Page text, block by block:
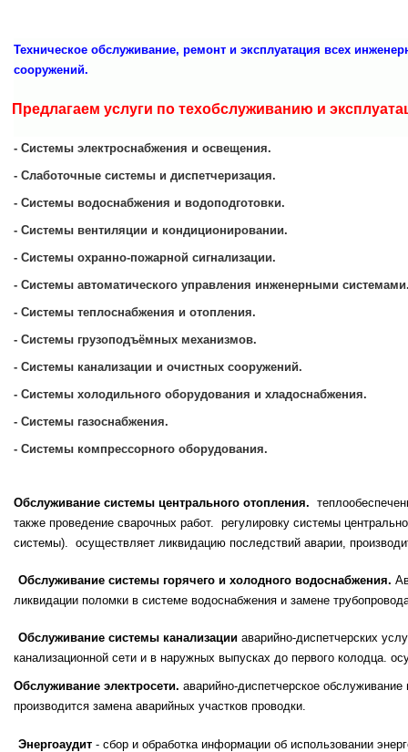
Техническое обслуживание, ремонт и эксплуатация всех
сооружений.
Предлагаем услуги по техобслуживанию и
- Системы электроснабжения и освещения.
- Слаботочные системы и диспетчеризация.
- Системы водоснабжения и водоподготовки.
- Системы вентиляции и кондиционировании.
- Системы охранно-пожарной сигнализации.
- Системы автоматического управления инженерными
- Системы теплоснабжения и отопления.
- Системы грузоподъёмных механизмов.
- Системы канализации и очистных сооружений.
- Системы холодильного оборудования и хладоснабжения.
- Системы газоснабжения.
- Системы компрессорного оборудования.
Обслуживание системы центрального отопления.
также проведение сварочных работ. регулировку системы
системы). осуществляет ликвидацию последствий аварии,
Обслуживание системы горячего и холодного водоснабжения.
ликвидации поломки в системе водоснабжения и замене
Обслуживание системы канализации аварийно-диспетчерских
канализационной сети и в наружных выпусках до первого колодца.
Обслуживание электросети. аварийно-диспетчерское
производится замена аварийных участков проводки.
Энергоаудит - сбор и обработка информации об использовании